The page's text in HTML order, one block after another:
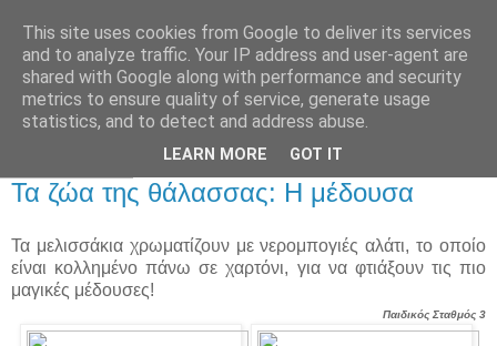
Παιδικός Σταθμός-
Νηπιαγωγείο "ΔΕΛΑΣΑΛ"
Τα ζώα της θάλασσας: Η μέδουσα
Τα μελισσάκια χρωματίζουν με νερομπογιές αλάτι, το οποίο
είναι κολλημένο πάνω σε χαρτόνι, για να φτιάξουν τις πιο
μαγικές μέδουσες!
Παιδικός Σταθμός 3
This site uses cookies from Google to deliver its services
and to analyze traffic. Your IP address and user-agent are
shared with Google along with performance and security
metrics to ensure quality of service, generate usage
statistics, and to detect and address abuse.
LEARN MORE GOT IT